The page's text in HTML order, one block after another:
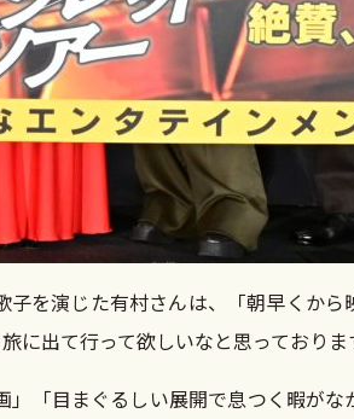
を演じた有村さんは、「朝早くか
出て行って欲しいなと思っておりま
「目まぐるしい展開で息つく暇が